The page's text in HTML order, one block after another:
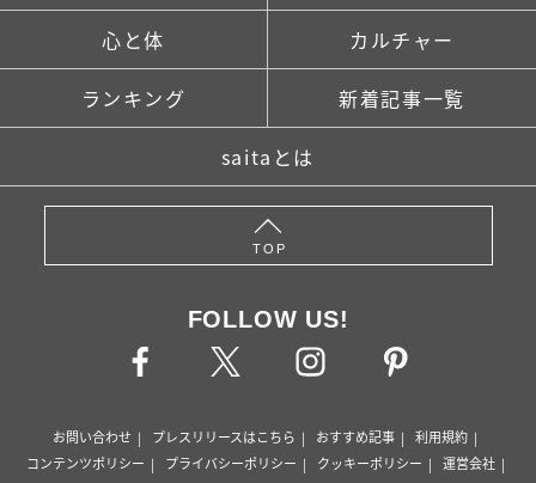
心と体 カルチャー
ランキング 新着記事一覧
saitaとは
TOP
FOLLOW US!
お問い合わせ プレスリリースはこちら おすすめ記事
利用規約
コンテンツポリシー
プライバシーポリシー クッキーポリシー
運営会社